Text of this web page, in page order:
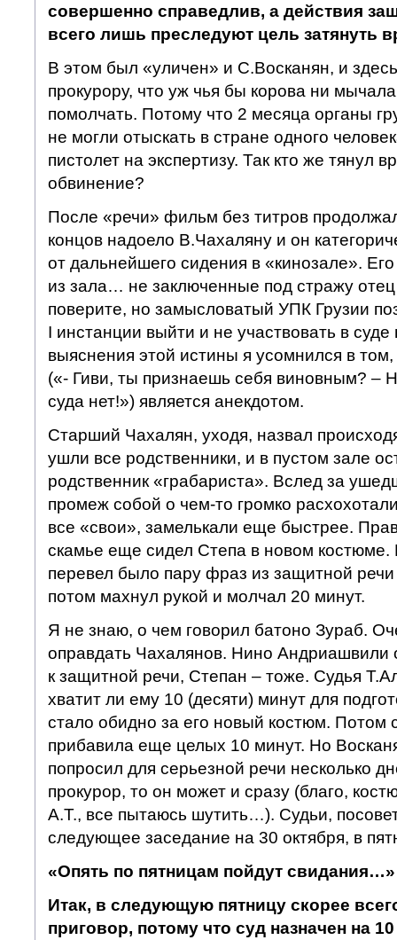
совершенно справедлив, а действия
всего лишь преследуют цель затянуть
В этом был «уличен» и С.Восканян, и здесь
прокурору, что уж чья бы корова ни
помолчать. Потому что 2 месяца органы
не могли отыскать в стране одного
пистолет на экспертизу. Так кто же тянул
обвинение?
После «речи» фильм без титров
концов надоело В.Чахаляну и он
от дальнейшего сидения в «кинозале».
из зала… не заключенные под стражу
поверите, но замысловатый УПК Грузии
I инстанции выйти и не участвовать в
выяснения этой истины я усомнился в
(«- Гиви, ты признаешь себя виновным? –
суда нет!») является анекдотом.
Старший Чахалян, уходя, назвал
ушли все родственники, и в пустом зале
родственник «грабариста». Вслед за
промеж собой о чем-то громко
все «свои», замелькали еще быстрее.
скамье еще сидел Степа в новом костюме.
перевел было пару фраз из защитной
потом махнул рукой и молчал 20 минут.
Я не знаю, о чем говорил батоно Зураб.
оправдать Чахалянов. Нино Андриашвили
к защитной речи, Степан – тоже. Судья
хватит ли ему 10 (десяти) минут для
стало обидно за его новый костюм. Потом
прибавила еще целых 10 минут. Но
попросил для серьезной речи несколько
прокурор, то он может и сразу (благо,
А.Т., все пытаюсь шутить…). Судьи,
следующее заседание на 30 октября, в
«Опять по пятницам пойдут свидания…»
Итак, в следующую пятницу скорее
приговор, потому что суд назначен на